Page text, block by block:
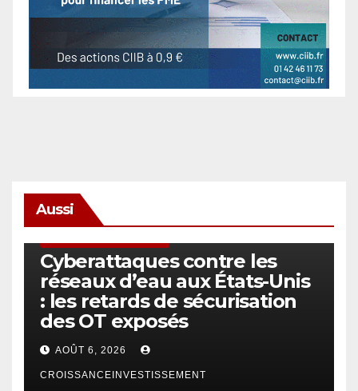
Aussi
Cyberattaques contre les
réseaux d’eau aux États-Unis
: les retards de sécurisation
des OT exposés
AOÛT 6, 2026
CROISSANCEINVESTISSEMENT